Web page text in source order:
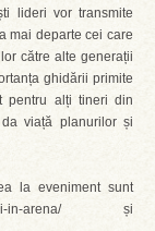
lideri vor transmite
mai departe cei care
către alte generații
ghidării primite
pentru alți tineri din
viață planurilor și
la eveniment sunt
in-arena/ și